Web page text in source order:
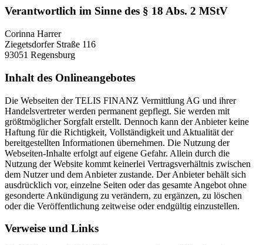
Verantwortlich im Sinne des § 18 Abs. 2 MStV
Corinna Harrer
Ziegetsdorfer Straße 116
93051 Regensburg
Inhalt des Onlineangebotes
Die Webseiten der TELIS FINANZ Vermittlung AG und ihrer
Handelsvertreter werden permanent gepflegt. Sie werden mit
größtmöglicher Sorgfalt erstellt. Dennoch kann der Anbieter keine
Haftung für die Richtigkeit, Vollständigkeit und Aktualität der
bereitgestellten Informationen übernehmen. Die Nutzung der
Webseiten-Inhalte erfolgt auf eigene Gefahr. Allein durch die
Nutzung der Website kommt keinerlei Vertragsverhältnis zwischen
dem Nutzer und dem Anbieter zustande. Der Anbieter behält sich
ausdrücklich vor, einzelne Seiten oder das gesamte Angebot ohne
gesonderte Ankündigung zu verändern, zu ergänzen, zu löschen
oder die Veröffentlichung zeitweise oder endgültig einzustellen.
Verweise und Links